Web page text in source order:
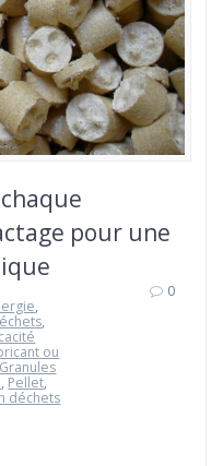
pour une
,
,
ou
Granules
, Pellet,
déchets
0